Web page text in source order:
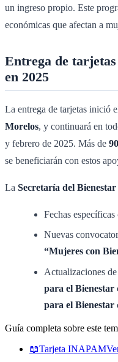
un ingreso propio. Este
económicas que afectan a
Entrega de
en 2025
La entrega de tarjetas inició
Morelos, y continuará en
y febrero de 2025. Más de
se beneficiarán con estos
La Secretaría del Bienestar
Fechas específicas
Nuevas
“Mujeres con
Actualizaciones
para el Bienestar
para el Bienestar
Guía completa sobre este
📖Tarjeta INAPAM